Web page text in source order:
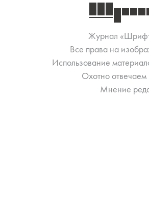
Журнал
Все права на
Использование
Охотно
Мнение